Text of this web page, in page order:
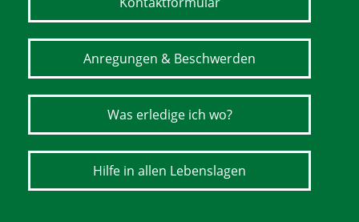
Anregungen & Beschwerden
Was erledige ich wo?
Hilfe in allen Lebenslagen